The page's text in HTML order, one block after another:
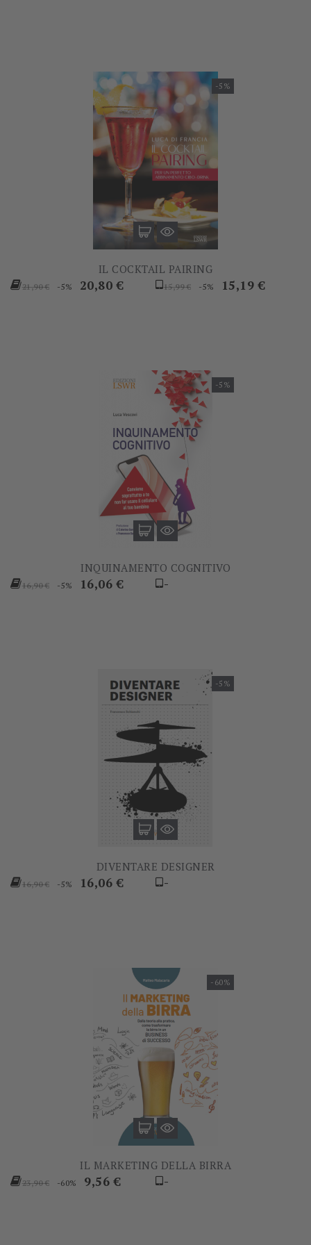
-5%
IL COCKTAIL PAIRING
Prezzo
21,90 € -5% Prezzo
20,80 €
Prezzo
15,99 € -5% Prezzo
15,19 €
-5%
INQUINAMENTO COGNITIVO
Prezzo
16,90 € -5% Prezzo
16,06 € -
-5%
DIVENTARE DESIGNER
Prezzo
16,90 € -5% Prezzo
16,06 € -
-60%
IL MARKETING DELLA BIRRA
Prezzo
23,90 € -60% Prezzo
9,56 € -